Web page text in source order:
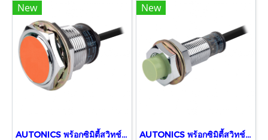
New
AUTONICS พร้อกซิมิตี้สวิทช์ PR30-10AC
New
AUTONICS พร้อกซิมิตี้สวิทช์ PR12-4DN